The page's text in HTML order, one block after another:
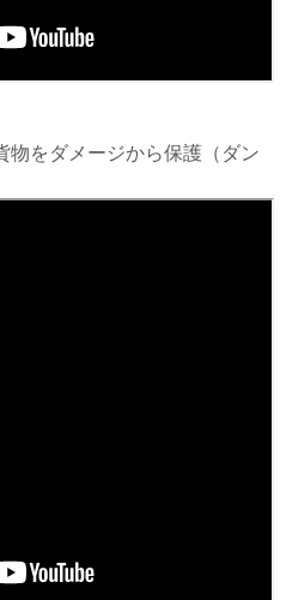
物をダメージから保護（ダン